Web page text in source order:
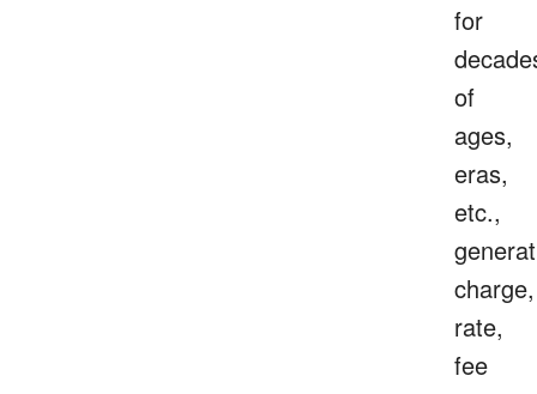
for
of
ages,
eras,
etc.,
charge,
rate,
fee